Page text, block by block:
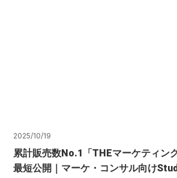
2025/10/19
累計販売数No.1「THEマーケティン
最短公開｜マーケ・コンサル向け